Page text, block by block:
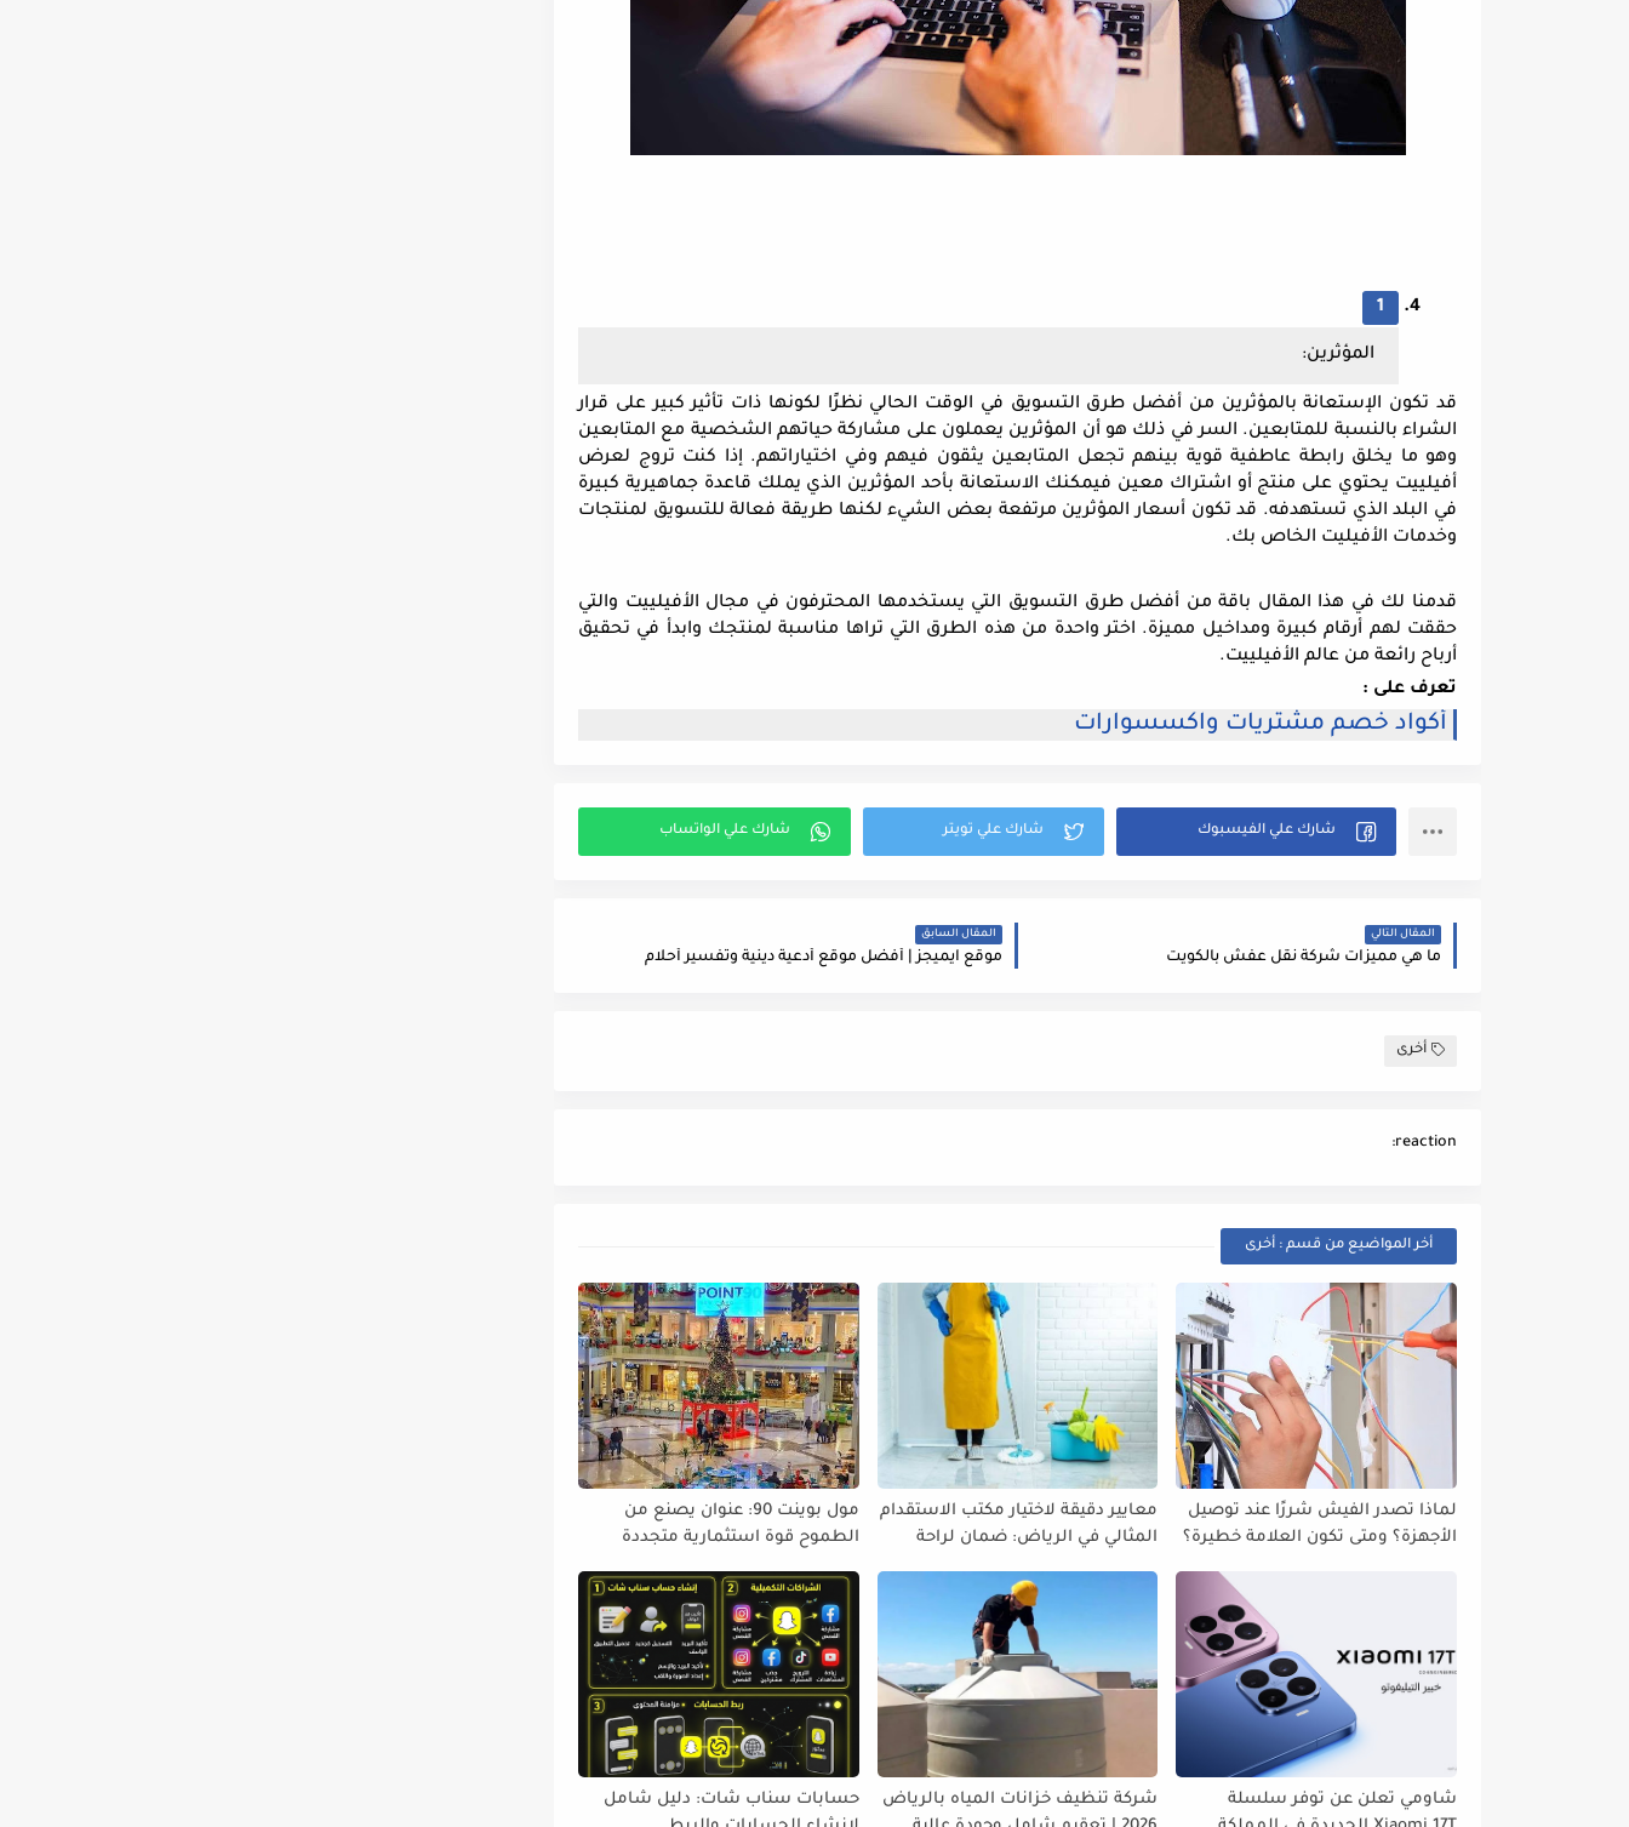
المؤثرين:
قد تكون الإستعانة بالمؤثرين من أفضل طرق التسويق في الوقت الحالي نظرًا لكونها ذات تأثير كبير على قرار
وخدمات الأفيليت الخاص بك.
أرباح رائعة من عالم الأفيلييت.
تعرف على :
أكواد خصم مشتريات واكسسوارات
المقال التالي
ما هي مميزات شركة نقل عفش بالكويت
المقال السابق
موقع ايميجز | أفضل موقع أدعية دينية وتفسير أحلام
أخرى
reaction:
أخر المواضيع من قسم : أخرى
لماذا تصدر الفيش شررًا عند توصيل
الأجهزة؟ ومتى تكون العلامة خطيرة؟
معايير دقيقة لاختيار مكتب الاستقدام
المثالي في الرياض: ضمان لراحة
مول بوينت 90: عنوان يصنع من
الطموح قوة استثمارية متجددة
شاومي تعلن عن توفر سلسلة
شركة تنظيف خزانات المياه بالرياض
حسابات سناب شات: دليل شامل